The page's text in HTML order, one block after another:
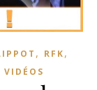
, RFK,
VIDÉOS